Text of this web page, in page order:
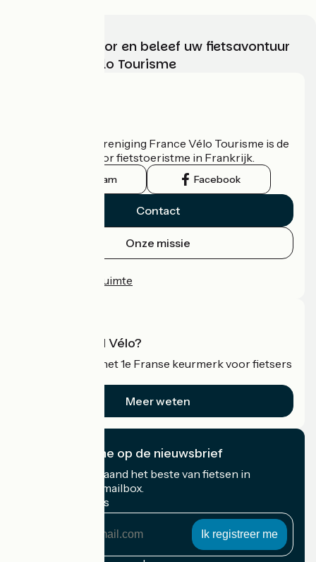
Kies, bereid voor en beleef uw fietsavontuur
met France Vélo Tourisme
De nationale vereniging France Vélo Tourisme is de
officiële gids voor fietstoeristme in Frankrijk.
Instagram Facebook
Contact
Onze missie
Professionele ruimte
Wat is Accueil Vélo?
Accueil Vélo is het 1e Franse keurmerk voor fietsers
Meer weten
Ik abonneer me op de nieuwsbrief
Ontvang elke maand het beste van fietsen in
Frankrijk in uw mailbox.
Mijn e-mailadres